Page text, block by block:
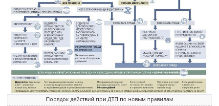
Порядок действий при ДТП по новым правилам